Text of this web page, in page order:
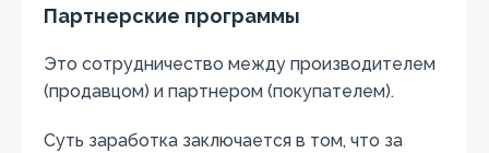
Партнерские программы
Это сотрудничество между производителем
(продавцом) и партнером (покупателем).
Суть заработка заключается в том, что за